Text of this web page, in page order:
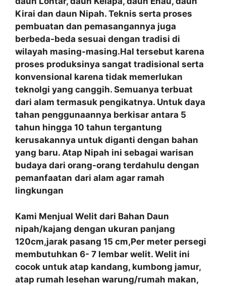
Kirai dan daun Nipah. Teknis serta proses
pembuatan dan pemasangannya juga
berbeda-beda sesuai dengan tradisi di
wilayah masing-masing.Hal tersebut karena
proses produksinya sangat tradisional serta
konvensional karena tidak memerlukan
teknolgi yang canggih. Semuanya terbuat
dari alam termasuk pengikatnya. Untuk daya
tahan penggunaannya berkisar antara 5
tahun hingga 10 tahun tergantung
kerusakannya untuk diganti dengan bahan
yang baru. Atap Nipah ini sebagai warisan
budaya dari orang-orang terdahulu dengan
pemanfaatan dari alam agar ramah
lingkungan
Kami Menjual Welit dari Bahan Daun
nipah/kajang dengan ukuran panjang
120cm,jarak pasang 15 cm,Per meter persegi
membutuhkan 6- 7 lembar welit. Welit ini
cocok untuk atap kandang, kumbong jamur,
atap rumah lesehan warung/rumah makan,